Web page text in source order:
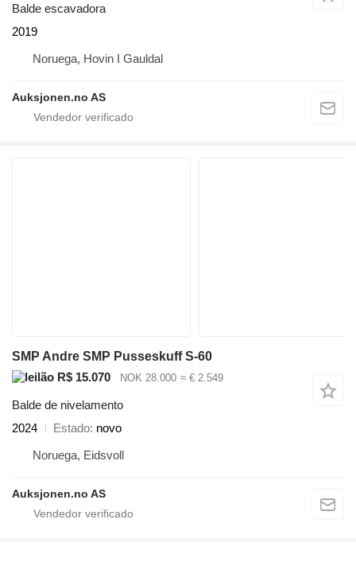
Balde escavadora
2019
Noruega, Hovin I Gauldal
Auksjonen.no AS
SMP Andre SMP Pusseskuff S-60
R$ 15.070
NOK 28.000 ≈ € 2.549
Balde de nivelamento
2024
Estado novo
Noruega, Eidsvoll
Auksjonen.no AS